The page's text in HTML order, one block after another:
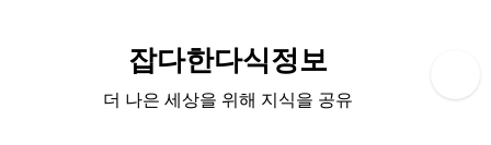
잡다한다식정보
더 나은 세상을 위해 지식을 공유